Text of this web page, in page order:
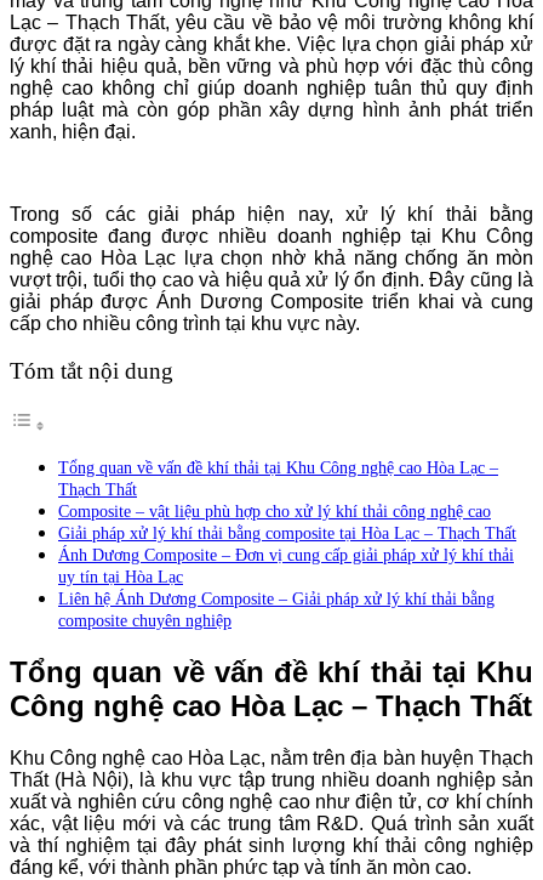
Lạc – Thạch Thất, yêu cầu về bảo vệ môi trường không khí
được đặt ra ngày càng khắt khe. Việc lựa chọn giải pháp xử
lý khí thải hiệu quả, bền vững và phù hợp với đặc thù công
nghệ cao không chỉ giúp doanh nghiệp tuân thủ quy định
pháp luật mà còn góp phần xây dựng hình ảnh phát triển
xanh, hiện đại.
Trong số các giải pháp hiện nay, xử lý khí thải bằng
composite đang được nhiều doanh nghiệp tại Khu Công
nghệ cao Hòa Lạc lựa chọn nhờ khả năng chống ăn mòn
vượt trội, tuổi thọ cao và hiệu quả xử lý ổn định. Đây cũng là
giải pháp được Ánh Dương Composite triển khai và cung
cấp cho nhiều công trình tại khu vực này.
Tóm tắt nội dung
Tổng quan về vấn đề khí thải tại Khu Công nghệ cao Hòa Lạc –
Thạch Thất
Composite – vật liệu phù hợp cho xử lý khí thải công nghệ cao
Giải pháp xử lý khí thải bằng composite tại Hòa Lạc – Thạch Thất
Ánh Dương Composite – Đơn vị cung cấp giải pháp xử lý khí thải
uy tín tại Hòa Lạc
Liên hệ Ánh Dương Composite – Giải pháp xử lý khí thải bằng
composite chuyên nghiệp
Tổng quan về vấn đề khí thải tại Khu
Công nghệ cao Hòa Lạc – Thạch Thất
Khu Công nghệ cao Hòa Lạc, nằm trên địa bàn huyện Thạch
Thất (Hà Nội), là khu vực tập trung nhiều doanh nghiệp sản
xuất và nghiên cứu công nghệ cao như điện tử, cơ khí chính
xác, vật liệu mới và các trung tâm R&D. Quá trình sản xuất
và thí nghiệm tại đây phát sinh lượng khí thải công nghiệp
đáng kể, với thành phần phức tạp và tính ăn mòn cao.